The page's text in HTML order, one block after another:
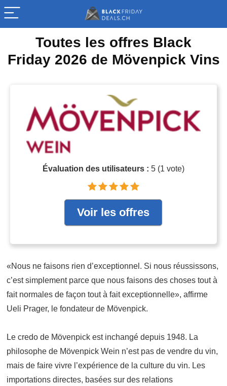
Toutes les offres Black
Friday 2026 de Mövenpick Vins
Évaluation des utilisateurs : 5 (1 vote)
Voir les offres
«Nous ne faisons rien d’exceptionnel. Si nous réussissons,
c’est simplement parce que nous faisons des choses tout à
fait normales de façon tout à fait exceptionnelle», affirme
Ueli Prager, le fondateur de Mövenpick.
Le credo de Mövenpick est inchangé depuis 1948. La
philosophe de Mövenpick Wein n’est pas de vendre du vin,
mais de faire vivre l’expérience de la culture du vin. Les
importations directes, basées sur des relations